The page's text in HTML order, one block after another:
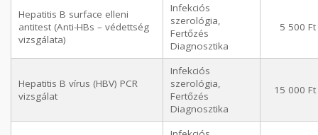
Hepatitis B surface elleni
antitest (Anti-HBs – védettség
vizsgálata)
Infekciós
szerológia,
Fertőzés
Diagnosztika
5 500 Ft
Hepatitis B vírus (HBV) PCR
vizsgálat
Infekciós
szerológia,
Fertőzés
Diagnosztika
15 000 Ft